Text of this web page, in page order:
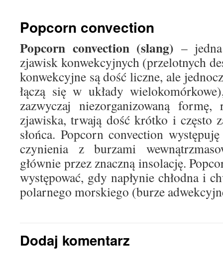
Popcorn convection
Popcorn convection (slang) –
zjawisk konwekcyjnych (przelotnych
konwekcyjne są dość liczne, ale
łączą się w układy
zazwyczaj niezorganizowaną
zjawiska, trwają dość krótko i często
słońca. Popcorn convection
czynienia z burzami
głównie przez znaczną insolację.
występować, gdy napłynie chłodna i
polarnego morskiego (burze
Dodaj komentarz